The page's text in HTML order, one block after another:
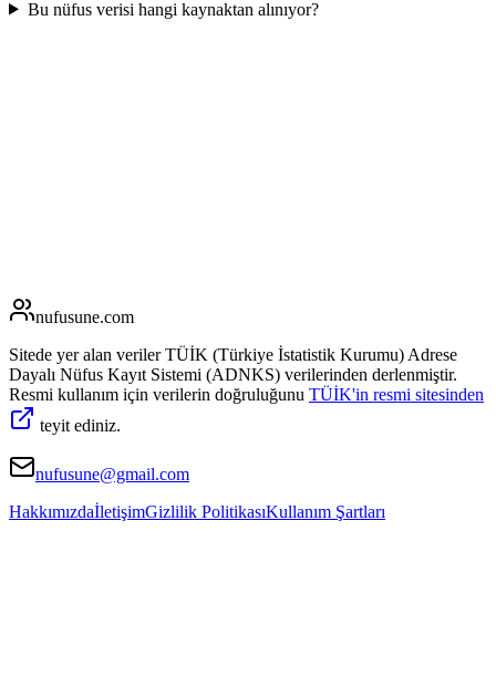
Bu nüfus verisi hangi kaynaktan alınıyor?
nufusune.com
Sitede yer alan veriler TÜİK (Türkiye İstatistik Kurumu) Adrese
Dayalı Nüfus Kayıt Sistemi (ADNKS) verilerinden derlenmiştir.
Resmi kullanım için verilerin doğruluğunu TÜİK'in resmi sitesinden
teyit ediniz.
nufusune@gmail.com
HakkımızdaİletişimGizlilik PolitikasıKullanım Şartları